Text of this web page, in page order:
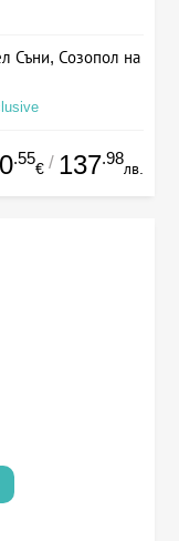
Съни, Созопол на
.55
€ / 137.98
лв.